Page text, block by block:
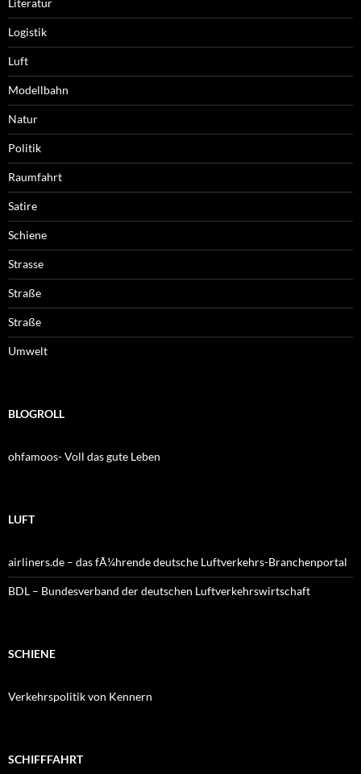
Logistik
Luft
Modellbahn
Natur
Politik
Raumfahrt
Satire
Schiene
Strasse
Straße
Straße
Umwelt
BLOGROLL
ohfamoos- Voll das gute Leben
LUFT
airliners.de – das fÃ¼hrende deutsche Luftverkehrs-Branchenportal
BDL – Bundesverband der deutschen Luftverkehrswirtschaft
SCHIENE
Verkehrspolitik von Kennern
SCHIFFFAHRT